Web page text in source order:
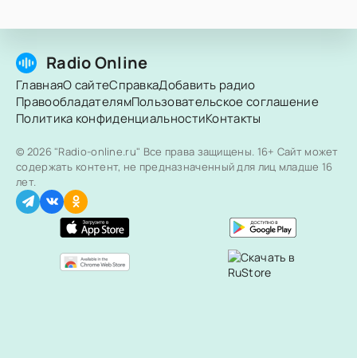
Radio Online
ГлавнаяО сайтеСправкаДобавить радио
ПравообладателямПользовательское соглашение
Политика конфиденциальностиКонтакты
© 2026 "Radio-online.ru" Все права защищены. 16+ Сайт может
содержать контент, не предназначенный для лиц младше 16
лет.